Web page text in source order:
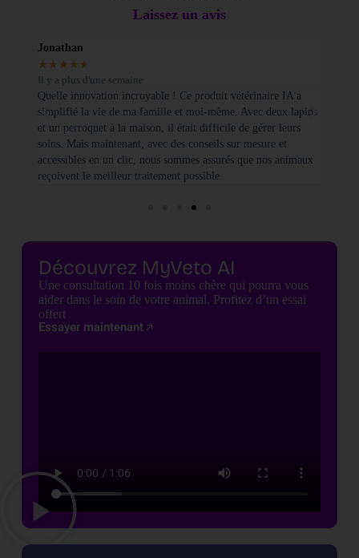
Laissez un avis
Jonathan
★ ★ ★ ★ ★
Il y a plus d'une semaine
Quelle innovation incroyable ! Ce produit vétérinaire IA a
simplifié la vie de ma famille et moi-même. Avec deux lapins
et un perroquet à la maison, il était difficile de gérer leurs
soins. Mais maintenant, avec des conseils sur mesure et
accessibles en un clic, nous sommes assurés que nos animaux
reçoivent le meilleur traitement possible
Découvrez MyVeto AI
Une consultation 10 fois moins chère qui pourra vous
aider dans le soin de votre animal. Profitez d’un essai
offert
Essayer maintenant